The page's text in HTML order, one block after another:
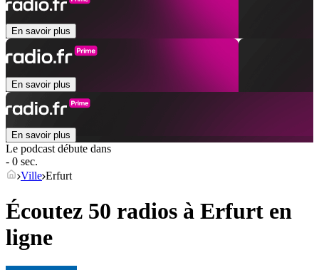
En savoir plus
En savoir plus
En savoir plus
Le podcast débute dans
- 0 sec.
Ville Erfurt
Écoutez 50 radios à Erfurt en
ligne